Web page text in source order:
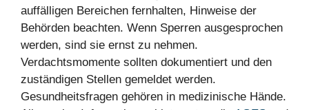
auffälligen Bereichen fernhalten, Hinweise der
Behörden beachten. Wenn Sperren ausgesprochen
werden, sind sie ernst zu nehmen.
Verdachtsmomente sollten dokumentiert und den
zuständigen Stellen gemeldet werden.
Gesundheitsfragen gehören in medizinische Hände.